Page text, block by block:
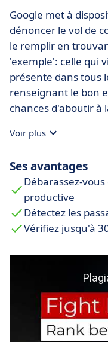
Google met à
dénoncer le vol de
le remplir en
'exemple': celle qui
présente dans tous
renseignant le bon
chances d'aboutir à
Voir plus
Ses avantages
Débarassez-
productive
Détectez les
Vérifiez jusqu'à